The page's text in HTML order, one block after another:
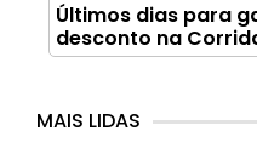
Últimos dias para
desconto na
MAIS LIDAS